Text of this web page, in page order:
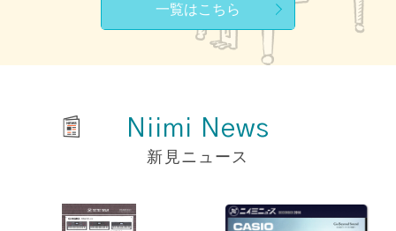
一覧はこちら
Niimi News
新見ニュース